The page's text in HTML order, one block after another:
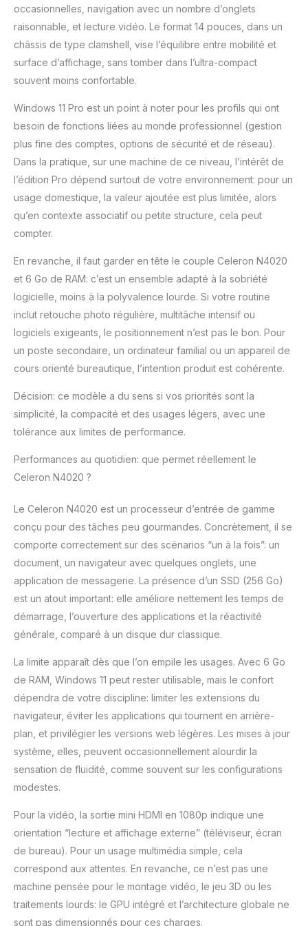
occasionnelles, navigation avec un nombre d’onglets
raisonnable, et lecture vidéo. Le format 14 pouces, dans un
châssis de type clamshell, vise l’équilibre entre mobilité et
surface d’affichage, sans tomber dans l’ultra-compact
souvent moins confortable.
Windows 11 Pro est un point à noter pour les profils qui ont
besoin de fonctions liées au monde professionnel (gestion
plus fine des comptes, options de sécurité et de réseau).
Dans la pratique, sur une machine de ce niveau, l’intérêt de
l’édition Pro dépend surtout de votre environnement: pour un
usage domestique, la valeur ajoutée est plus limitée, alors
qu’en contexte associatif ou petite structure, cela peut
compter.
En revanche, il faut garder en tête le couple Celeron N4020
et 6 Go de RAM: c’est un ensemble adapté à la sobriété
logicielle, moins à la polyvalence lourde. Si votre routine
inclut retouche photo régulière, multitâche intensif ou
logiciels exigeants, le positionnement n’est pas le bon. Pour
un poste secondaire, un ordinateur familial ou un appareil de
cours orienté bureautique, l’intention produit est cohérente.
Décision: ce modèle a du sens si vos priorités sont la
simplicité, la compacité et des usages légers, avec une
tolérance aux limites de performance.
Performances au quotidien: que permet réellement le
Celeron N4020 ?
Le Celeron N4020 est un processeur d’entrée de gamme
conçu pour des tâches peu gourmandes. Concrètement, il se
comporte correctement sur des scénarios “un à la fois”: un
document, un navigateur avec quelques onglets, une
application de messagerie. La présence d’un SSD (256 Go)
est un atout important: elle améliore nettement les temps de
démarrage, l’ouverture des applications et la réactivité
générale, comparé à un disque dur classique.
La limite apparaît dès que l’on empile les usages. Avec 6 Go
de RAM, Windows 11 peut rester utilisable, mais le confort
dépendra de votre discipline: limiter les extensions du
navigateur, éviter les applications qui tournent en arrière-
plan, et privilégier les versions web légères. Les mises à jour
système, elles, peuvent occasionnellement alourdir la
sensation de fluidité, comme souvent sur les configurations
modestes.
Pour la vidéo, la sortie mini HDMI en 1080p indique une
orientation “lecture et affichage externe” (téléviseur, écran
de bureau). Pour un usage multimédia simple, cela
correspond aux attentes. En revanche, ce n’est pas une
machine pensée pour le montage vidéo, le jeu 3D ou les
traitements lourds: le GPU intégré et l’architecture globale ne
sont pas dimensionnés pour ces charges.